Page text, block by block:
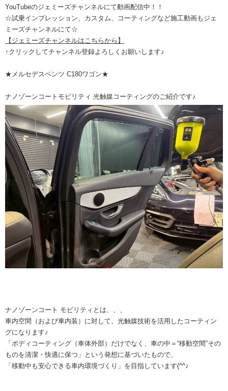
YouTubeのジェミーズチャンネルにて動画配信中！！
☆試乗インプレッション、カスタム、コーティングなど施工動画もジェ
ミーズチャンネルにて☆
【ジェミーズチャンネルはこちらから】
↑クリックしてチャンネル登録よろしくお願いします♪
★メルセデスベンツ C180ワゴン★
ナノゾーンコートモビリティ 光触媒コーティングのご紹介です♪
ナノゾーンコート モビリティとは、、、
車内空間（および車内装）に対して、光触媒技術を活用したコーティン
グになります♪
「ボディコーティング（車体外部）だけでなく、車の中＝“移動空間”その
ものを清潔・快適に保つ」という発想に基づいたもので、
「移動中も安心できる車内環境づくり」を目指しています(^^♪